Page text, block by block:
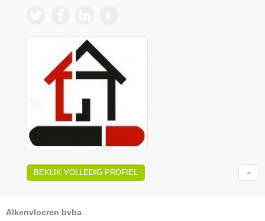
BEKIJK VOLLEDIG PROFIEL
Alkenvloeren bvba